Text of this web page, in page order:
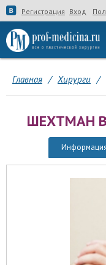
Регистрация Вход
Главная / Хирурги /
ШЕХТМАН